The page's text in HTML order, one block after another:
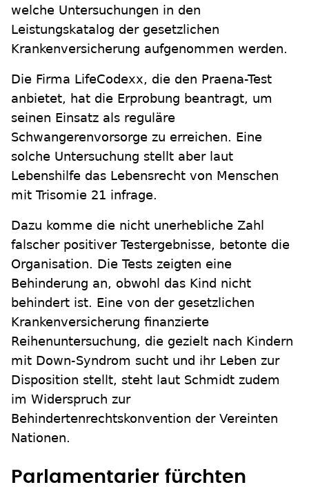
welche Untersuchungen in den
Leistungskatalog der gesetzlichen
Krankenversicherung aufgenommen werden.
Die Firma LifeCodexx, die den Praena-Test
anbietet, hat die Erprobung beantragt, um
seinen Einsatz als reguläre
Schwangerenvorsorge zu erreichen. Eine
solche Untersuchung stellt aber laut
Lebenshilfe das Lebensrecht von Menschen
mit Trisomie 21 infrage.
Dazu komme die nicht unerhebliche Zahl
falscher positiver Testergebnisse, betonte die
Organisation. Die Tests zeigten eine
Behinderung an, obwohl das Kind nicht
behindert ist. Eine von der gesetzlichen
Krankenversicherung finanzierte
Reihenuntersuchung, die gezielt nach Kindern
mit Down-Syndrom sucht und ihr Leben zur
Disposition stellt, steht laut Schmidt zudem
im Widerspruch zur
Behindertenrechtskonvention der Vereinten
Nationen.
Parlamentarier fürchten